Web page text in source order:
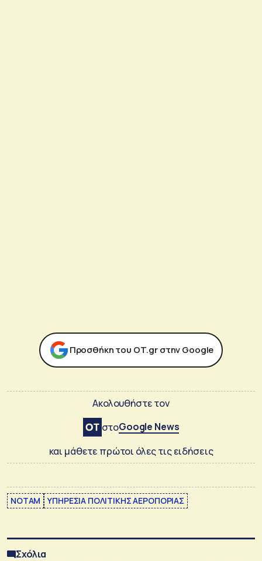
Προσθήκη του ΟΤ.gr στην Google
Ακολουθήστε τον
στοGoogle News
και μάθετε πρώτοι όλες τις ειδήσεις
NOTAM ΥΠΗΡΕΣΙΑ ΠΟΛΙΤΙΚΗΣ ΑΕΡΟΠΟΡΙΑΣ
Σχόλια